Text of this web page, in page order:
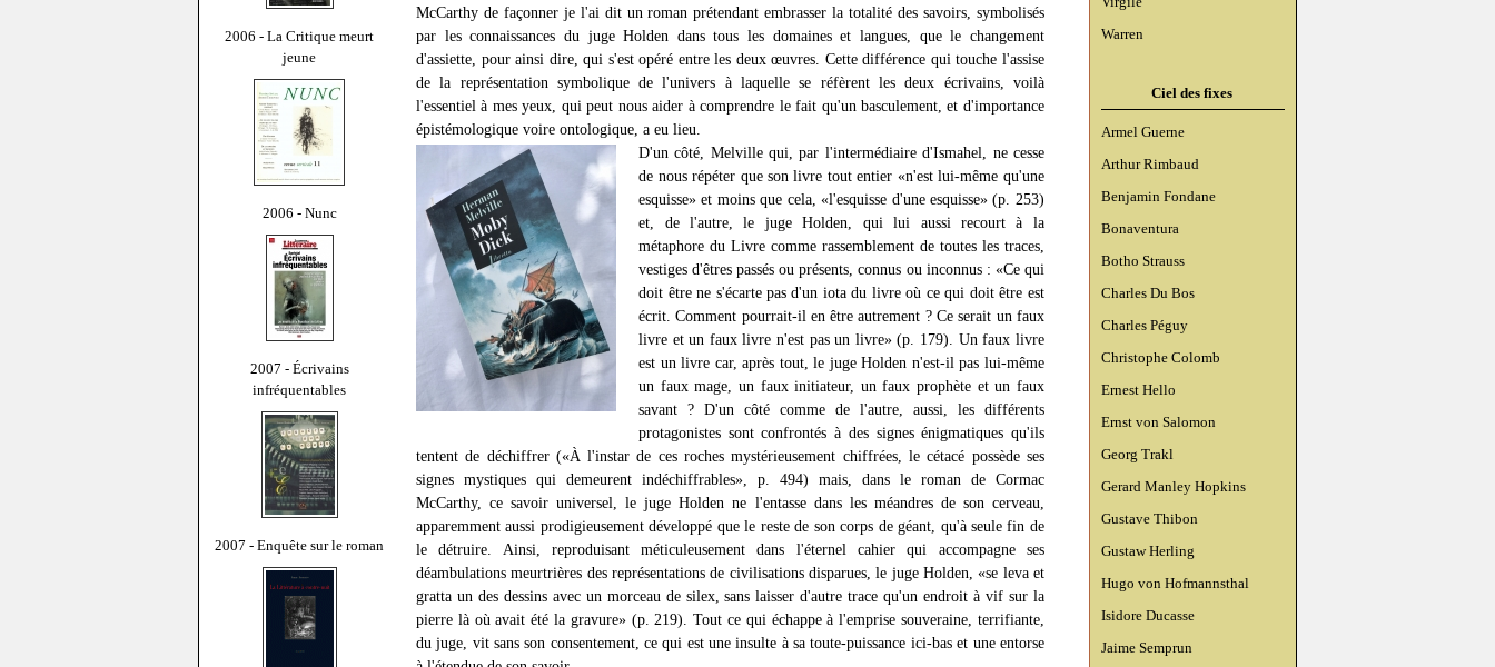
2006 - La Critique meurt
jeune
2006 - Nunc
2007 - Écrivains
infréquentables
2007 - Enquête sur le roman
Warren
Ciel des fixes
Armel Guerne
Arthur Rimbaud
Benjamin Fondane
Bonaventura
Botho Strauss
Charles Du Bos
Charles Péguy
Christophe Colomb
Ernest Hello
Ernst von Salomon
Georg Trakl
Gerard Manley Hopkins
Gustave Thibon
Gustaw Herling
Hugo von Hofmannsthal
Isidore Ducasse
Jaime Semprun
McCarthy de façonner je l'ai dit un roman prétendant embrasser la totalité des savoirs, symbolisés
par les connaissances du juge Holden dans tous les domaines et langues, que le changement
d'assiette, pour ainsi dire, qui s'est opéré entre les deux œuvres. Cette différence qui touche l'assise
de la représentation symbolique de l'univers à laquelle se réfèrent les deux écrivains, voilà
l'essentiel à mes yeux, qui peut nous aider à comprendre le fait qu'un basculement, et d'importance
épistémologique voire ontologique, a eu lieu.
D'un côté, Melville qui, par l'intermédiaire d'Ismahel, ne cesse
de nous répéter que son livre tout entier «n'est lui-même qu'une
esquisse» et moins que cela, «l'esquisse d'une esquisse» (p. 253)
et, de l'autre, le juge Holden, qui lui aussi recourt à la
métaphore du Livre comme rassemblement de toutes les traces,
vestiges d'êtres passés ou présents, connus ou inconnus : «Ce qui
doit être ne s'écarte pas d'un iota du livre où ce qui doit être est
écrit. Comment pourrait-il en être autrement ? Ce serait un faux
livre et un faux livre n'est pas un livre» (p. 179). Un faux livre
est un livre car, après tout, le juge Holden n'est-il pas lui-même
un faux mage, un faux initiateur, un faux prophète et un faux
savant ? D'un côté comme de l'autre, aussi, les différents
protagonistes sont confrontés à des signes énigmatiques qu'ils
tentent de déchiffrer («À l'instar de ces roches mystérieusement chiffrées, le cétacé possède ses
signes mystiques qui demeurent indéchiffrables», p. 494) mais, dans le roman de Cormac
McCarthy, ce savoir universel, le juge Holden ne l'entasse dans les méandres de son cerveau,
apparemment aussi prodigieusement développé que le reste de son corps de géant, qu'à seule fin de
le détruire. Ainsi, reproduisant méticuleusement dans l'éternel cahier qui accompagne ses
déambulations meurtrières des représentations de civilisations disparues, le juge Holden, «se leva et
gratta un des dessins avec un morceau de silex, sans laisser d'autre trace qu'un endroit à vif sur la
pierre là où avait été la gravure» (p. 219). Tout ce qui échappe à l'emprise souveraine, terrifiante,
du juge, vit sans son consentement, ce qui est une insulte à sa toute-puissance ici-bas et une entorse